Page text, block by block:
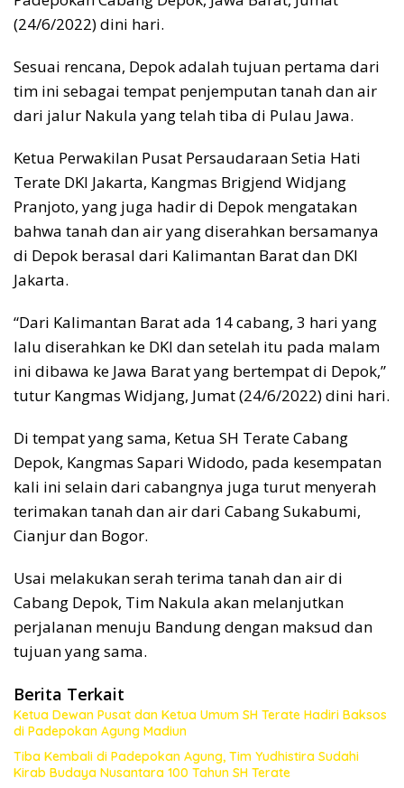
(24/6/2022) dini hari.
Sesuai rencana, Depok adalah tujuan pertama dari
tim ini sebagai tempat penjemputan tanah dan air
dari jalur Nakula yang telah tiba di Pulau Jawa.
Ketua Perwakilan Pusat Persaudaraan Setia Hati
Terate DKI Jakarta, Kangmas Brigjend Widjang
Pranjoto, yang juga hadir di Depok mengatakan
bahwa tanah dan air yang diserahkan bersamanya
di Depok berasal dari Kalimantan Barat dan DKI
Jakarta.
“Dari Kalimantan Barat ada 14 cabang, 3 hari yang
lalu diserahkan ke DKI dan setelah itu pada malam
ini dibawa ke Jawa Barat yang bertempat di Depok,”
tutur Kangmas Widjang, Jumat (24/6/2022) dini hari.
Di tempat yang sama, Ketua SH Terate Cabang
Depok, Kangmas Sapari Widodo, pada kesempatan
kali ini selain dari cabangnya juga turut menyerah
terimakan tanah dan air dari Cabang Sukabumi,
Cianjur dan Bogor.
Usai melakukan serah terima tanah dan air di
Cabang Depok, Tim Nakula akan melanjutkan
perjalanan menuju Bandung dengan maksud dan
tujuan yang sama.
Berita Terkait
Ketua Dewan Pusat dan Ketua Umum SH Terate Hadiri Baksos
di Padepokan Agung Madiun
Tiba Kembali di Padepokan Agung, Tim Yudhistira Sudahi
Kirab Budaya Nusantara 100 Tahun SH Terate